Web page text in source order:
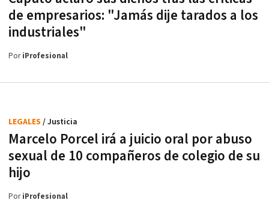
de empresarios: "Jamás dije tarados a los
industriales"
PoriProfesional
Marcelo Porcel irá a juicio oral por abuso
sexual de 10 compañeros de colegio de su
hijo
LEGALES / Justicia
PoriProfesional